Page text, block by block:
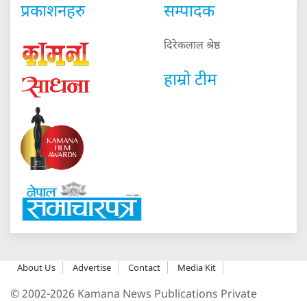
प्रकाशनहरु सम्पादक
दिरेकलाल श्रेष्ठ
हाम्रो टीम
About Us Advertise Contact Media Kit
© 2002-2026 Kamana News Publications Private